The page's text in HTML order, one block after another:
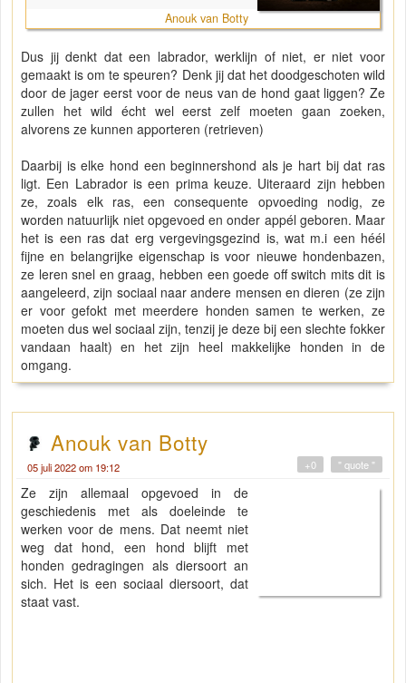
Anouk van Botty
Dus jij denkt dat een labrador, werklijn of niet, er niet voor
gemaakt is om te speuren? Denk jij dat het doodgeschoten wild
door de jager eerst voor de neus van de hond gaat liggen? Ze
zullen het wild écht wel eerst zelf moeten gaan zoeken,
alvorens ze kunnen apporteren (retrieven)
Daarbij is elke hond een beginnershond als je hart bij dat ras
ligt. Een Labrador is een prima keuze. Uiteraard zijn hebben
ze, zoals elk ras, een consequente opvoeding nodig, ze
worden natuurlijk niet opgevoed en onder appél geboren. Maar
het is een ras dat erg vergevingsgezind is, wat m.i een héél
fijne en belangrijke eigenschap is voor nieuwe hondenbazen,
ze leren snel en graag, hebben een goede off switch mits dit is
aangeleerd, zijn sociaal naar andere mensen en dieren (ze zijn
er voor gefokt met meerdere honden samen te werken, ze
moeten dus wel sociaal zijn, tenzij je deze bij een slechte fokker
vandaan haalt) en het zijn heel makkelijke honden in de
omgang.
Anouk van Botty
05 juli 2022 om 19:12 " quote "
+0
Ze zijn allemaal opgevoed in de
geschiedenis met als doeleinde te
werken voor de mens. Dat neemt niet
weg dat hond, een hond blijft met
honden gedragingen als diersoort an
sich. Het is een sociaal diersoort, dat
staat vast.